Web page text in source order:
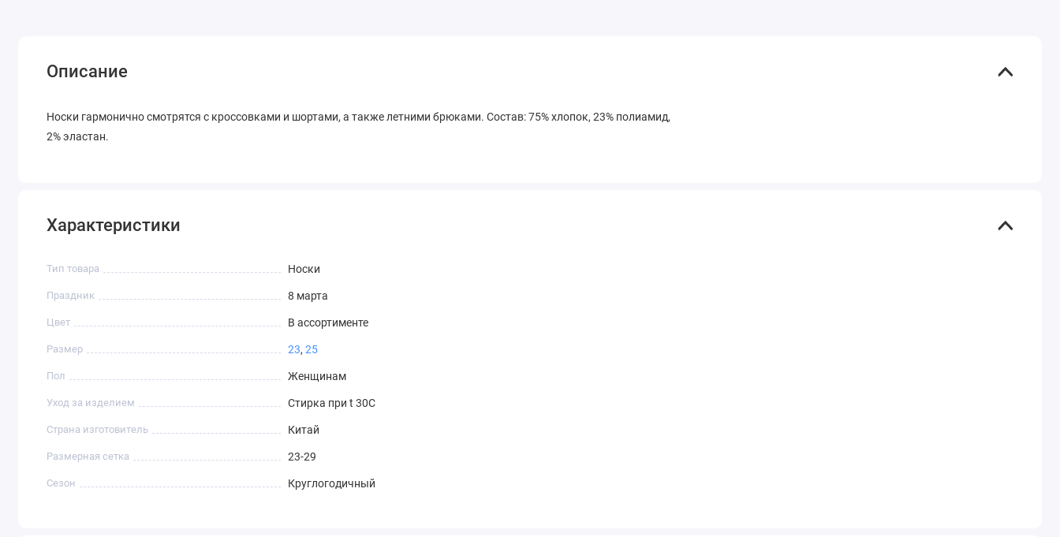
Описание
Носки гармонично смотрятся с кроссовками и шортами, а также летними брюками. Состав: 75% хлопок, 23% полиамид,
2% эластан.
Характеристики
Тип товара Носки
Праздник 8 марта
Цвет В ассортименте
Размер 23, 25
Пол Женщинам
Уход за изделием Стирка при t 30С
Страна изготовитель Китай
Размерная сетка 23-29
Сезон Круглогодичный